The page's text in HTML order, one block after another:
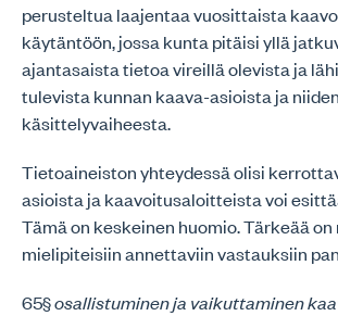
perusteltua laajentaa vuosittaista
käytäntöön, jossa kunta pitäisi yllä
ajantasaista tietoa vireillä olevista ja
tulevista kunnan kaava-asioista ja niiden
käsittelyvaiheesta.
Tietoaineiston yhteydessä olisi
asioista ja kaavoitusaloitteista voi
Tämä on keskeinen huomio. Tärkeää on
mielipiteisiin annettaviin vastauksiin
65§osallistuminen ja vaikuttaminen